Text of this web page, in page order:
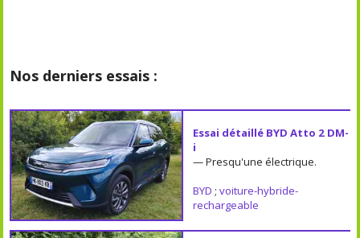
Nos derniers essais :
Essai détaillé BYD Atto 2 DM-
i
— Presqu'une électrique.
BYD ; voiture-hybride-
rechargeable